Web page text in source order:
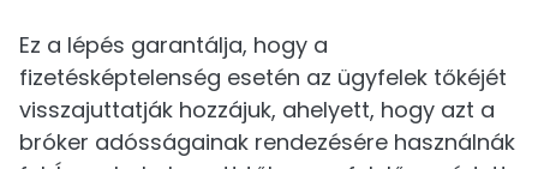
Ez a lépés garantálja, hogy a
fizetésképtelenség esetén az ügyfelek tőkéjét
visszajuttatják hozzájuk, ahelyett, hogy azt a
bróker adósságainak rendezésére használnák